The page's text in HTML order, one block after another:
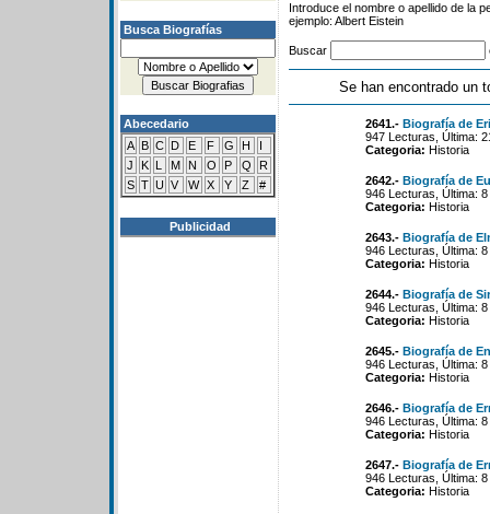
Busca Biografías
Abecedario
A B C D E F G H
I
J
K L M N O P Q
R
S T U V W X Y Z #
Publicidad
Introduce el nombre o apellido de la
ejemplo: Albert Eistein
Buscar
Se han encontrado un
2641.- Biografía de
947 Lecturas, Última:
Categoria: Historia
2642.- Biografía de
946 Lecturas, Última:
Categoria: Historia
2643.- Biografía de
946 Lecturas, Última:
Categoria: Historia
2644.- Biografía de
946 Lecturas, Última:
Categoria: Historia
2645.- Biografía de
946 Lecturas, Última:
Categoria: Historia
2646.- Biografía de
946 Lecturas, Última:
Categoria: Historia
2647.- Biografía de
946 Lecturas, Última:
Categoria: Historia